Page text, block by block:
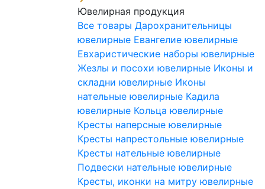
Ювелирная продукция
Все товары Дарохранительницы
ювелирные Евангелие ювелирные
Евхаристические наборы ювелирные
Жезлы и посохи ювелирные Иконы и
складни ювелирные Иконы
нательные ювелирные Кадила
ювелирные Кольца ювелирные
Кресты наперсные ювелирные
Кресты напрестольные ювелирные
Кресты нательные ювелирные
Подвески нательные ювелирные
Кресты, иконки на митру ювелирные